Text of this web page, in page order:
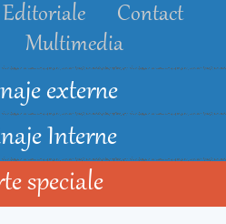
Editoriale
Contact
Multimedia
externe
Interne
speciale